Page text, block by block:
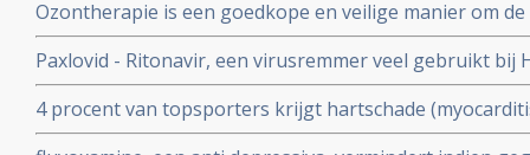
Ozontherapie is een goedkope en veilige manier om
virussen - de overvloedige zwavel bevattende
SARS-CoV-2 aan te pakken en te elimineren
Paxlovid - Ritonavir, een virusremmer veel gebruikt bij
ziekenhuisopname bij kwetsbare coronapatiënten met
tijd wordt ingenomen
4 procent van topsporters krijgt hartschade
na lichte klachten als na ernstige klachten blijkt uit